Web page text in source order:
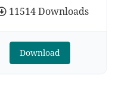
11514 Downloads
Download